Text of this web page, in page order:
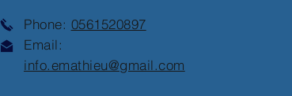
Phone: 0561520897
Email:
info.emathieu@gmail.com